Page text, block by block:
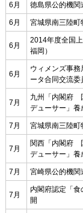
6月 徳島県公的機関
6月 宮城県南三陸町
6月
2014年度全国
福岡）
6月
ウィメンズ事
ータ合同交流
7月
九州「内閣府
デューサー」
7月 宮城県南三陸町
7月
関西「内閣府
デューサー」
7月 宮崎県公的機関
7月
内閣府認定「
開